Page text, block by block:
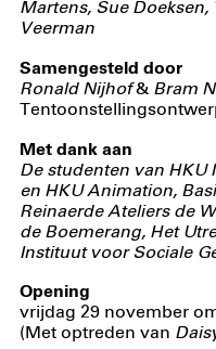
Martens, Sue Doeksen,
Veerman
Samengesteld door
Ronald Nijhof& Bram
Met dank aan
De studenten van HKU
en HKU Animation,
Reinaerde Ateliers de
de Boemerang, Het
Instituut voor Sociale
Opening
vrijdag 29 november
(Met optreden van